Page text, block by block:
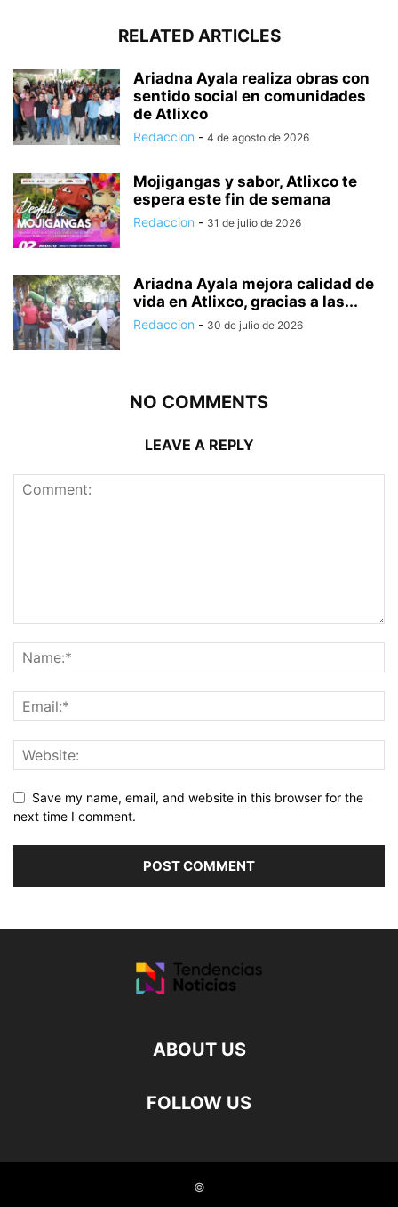
RELATED ARTICLES
Ariadna Ayala realiza obras con
sentido social en comunidades
de Atlixco
Redaccion - 4 de agosto de 2026
Mojigangas y sabor, Atlixco te
espera este fin de semana
Redaccion - 31 de julio de 2026
Ariadna Ayala mejora calidad de
vida en Atlixco, gracias a las...
Redaccion - 30 de julio de 2026
NO COMMENTS
LEAVE A REPLY
Save my name, email, and website in this browser for the
next time I comment.
ABOUT US
FOLLOW US
©